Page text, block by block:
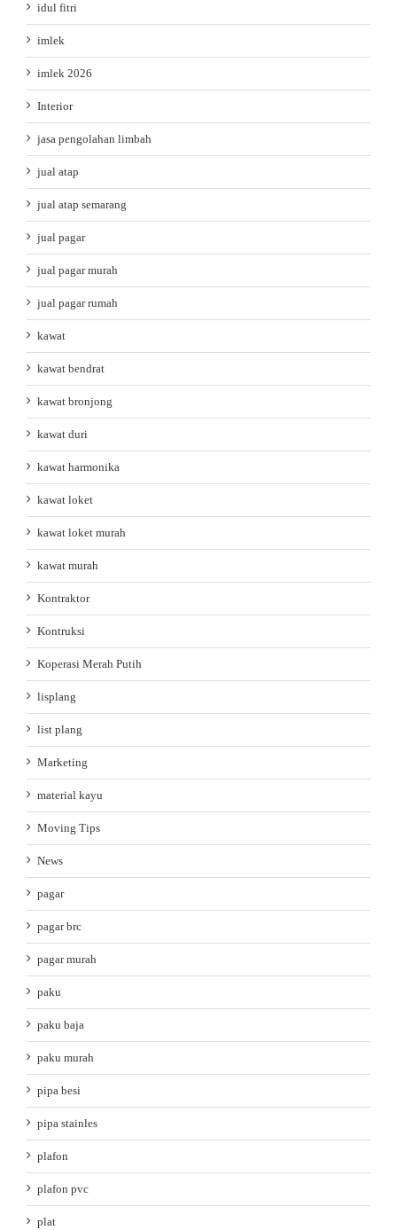
idul fitri
imlek
imlek 2026
Interior
jasa pengolahan limbah
jual atap
jual atap semarang
jual pagar
jual pagar murah
jual pagar rumah
kawat
kawat bendrat
kawat bronjong
kawat duri
kawat harmonika
kawat loket
kawat loket murah
kawat murah
Kontraktor
Kontruksi
Koperasi Merah Putih
lisplang
list plang
Marketing
material kayu
Moving Tips
News
pagar
pagar brc
pagar murah
paku
paku baja
paku murah
pipa besi
pipa stainles
plafon
plafon pvc
plat